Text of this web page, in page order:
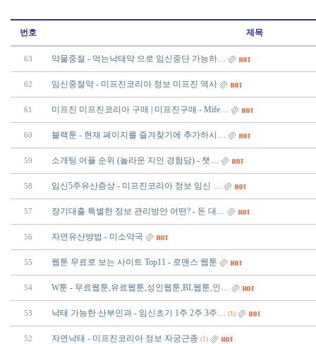
번호 제목
63 약물중절 - 먹는낙태약 으로 임신중단 가능하…
62 임신중절약 - 미프진코리아 정보 미프진 역사
61 미프진 미프진코리아 구매 | 미프진구매 - Mife…
60 블랙툰 - 현재 페이지를 즐겨찾기에 추가하시…
59 소개팅 어플 순위 (놀라운 지인 경험담) - 챗­…
58 임신5주유산증상 - 미프진코리아 정보 임신 …
57 장기대출 특별한 정보 관리방안 어떤? - 돈 대…
56 자연유산방법 - 미소약국
55 웹툰 무료로 보는 사이트 Top11 - 로맨스 웹툰
54 W툰 - 무료웹툰,유료웹툰,성인웹툰,BL웹툰,인…
53 낙태 가능한 산부인과 - 임신초기 1주 2주 3주… (1)
52 자연낙태 - 미프진코리아 정보 자궁근종 (1)